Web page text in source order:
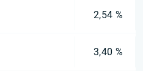
2,54 %
3,40 %